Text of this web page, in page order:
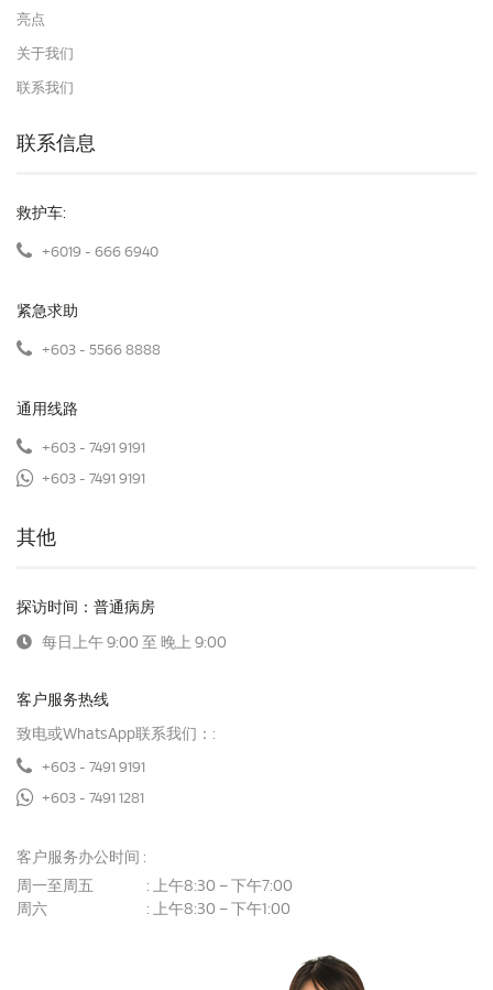
亮点
关于我们
联系我们
联系信息
救护车:
+6019 - 666 6940
紧急求助
+603 - 5566 8888
通用线路
+603 - 7491 9191
+603 - 7491 9191
其他
探访时间：普通病房
每日上午 9:00 至 晚上 9:00
客户服务热线
致电或WhatsApp联系我们：:
+603 - 7491 9191
+603 - 7491 1281
客户服务办公时间 :
周一至周五
: 上午8:30 – 下午7:00
周六
: 上午8:30 – 下午1:00